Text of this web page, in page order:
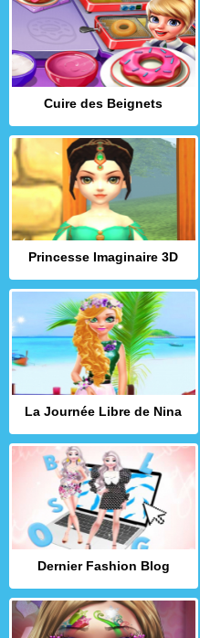
Cuire des Beignets
Princesse Imaginaire 3D
La Journée Libre de Nina
Dernier Fashion Blog